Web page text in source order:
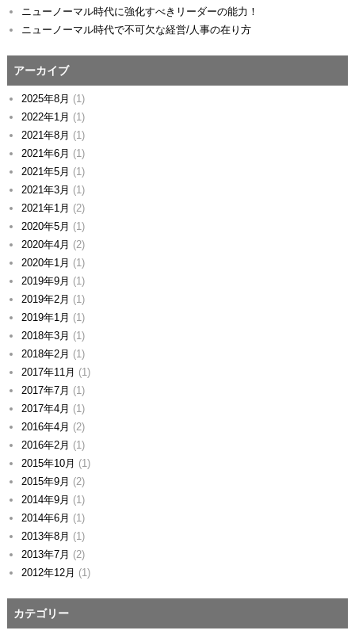
ニューノーマル時代に強化すべきリーダーの能力！
ニューノーマル時代で不可欠な経営/人事の在り方
アーカイブ
2025年8月 (1)
2022年1月 (1)
2021年8月 (1)
2021年6月 (1)
2021年5月 (1)
2021年3月 (1)
2021年1月 (2)
2020年5月 (1)
2020年4月 (2)
2020年1月 (1)
2019年9月 (1)
2019年2月 (1)
2019年1月 (1)
2018年3月 (1)
2018年2月 (1)
2017年11月 (1)
2017年7月 (1)
2017年4月 (1)
2016年4月 (2)
2016年2月 (1)
2015年10月 (1)
2015年9月 (2)
2014年9月 (1)
2014年6月 (1)
2013年8月 (1)
2013年7月 (2)
2012年12月 (1)
カテゴリー